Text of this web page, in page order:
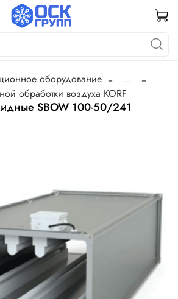
оборудование
...
обработки воздуха KORF
SBOW 100-50/241